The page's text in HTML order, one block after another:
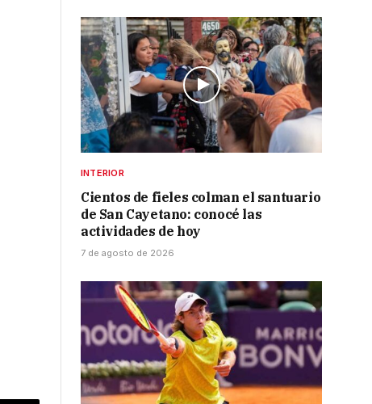
INTERIOR
Cientos de fieles colman el santuario
de San Cayetano: conocé las
actividades de hoy
7 de agosto de 2026